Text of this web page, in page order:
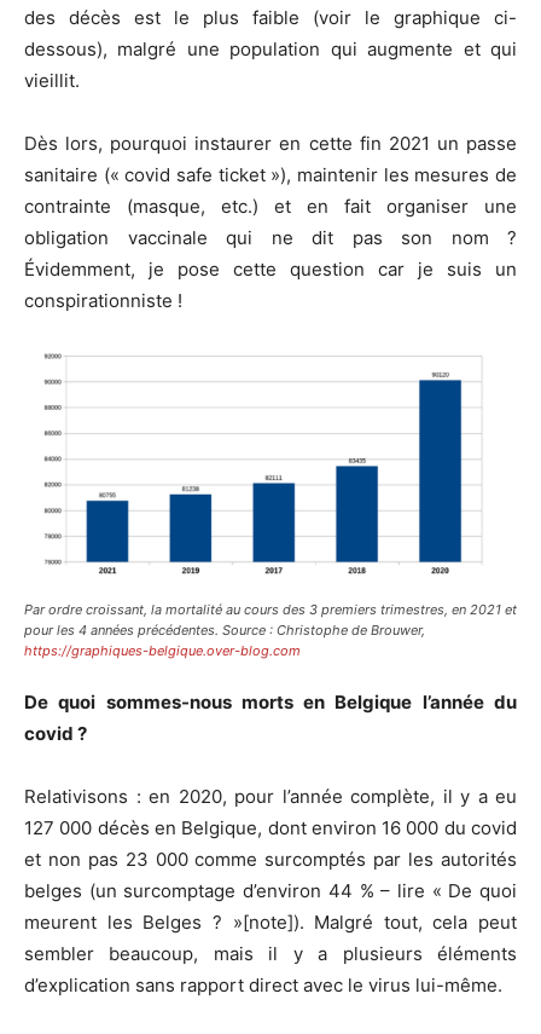
des décès est le plus faible (voir le graphique ci-
dessous), malgré une population qui augmente et qui
vieillit.
Dès lors, pourquoi instaurer en cette fin 2021 un passe
sanitaire (« covid safe ticket »), maintenir les mesures de
contrainte (masque, etc.) et en fait organiser une
obligation vaccinale qui ne dit pas son nom ?
Évidemment, je pose cette question car je suis un
conspirationniste !
Par ordre croissant, la mortalité au cours des 3 premiers trimestres, en 2021 et
pour les 4 années précédentes. Source : Christophe de Brouwer,
https://graphiques-belgique.over-blog.com
De quoi sommes-nous morts en Belgique l’année du
covid ?
Relativisons : en 2020, pour l’année complète, il y a eu
127 000 décès en Belgique, dont environ 16 000 du covid
et non pas 23 000 comme surcomptés par les autorités
belges (un surcomptage d’environ 44 % – lire « De quoi
meurent les Belges ? »[note]). Malgré tout, cela peut
sembler beaucoup, mais il y a plusieurs éléments
d’explication sans rapport direct avec le virus lui-même.